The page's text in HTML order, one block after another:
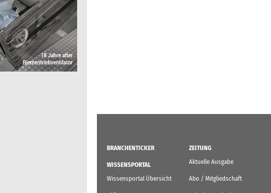
BRANCHENTICKER
WISSENSPORTAL
Wissensportal Übersicht
ZEITUNG
Aktuelle Ausgabe
Abo / Mitgliedschaft